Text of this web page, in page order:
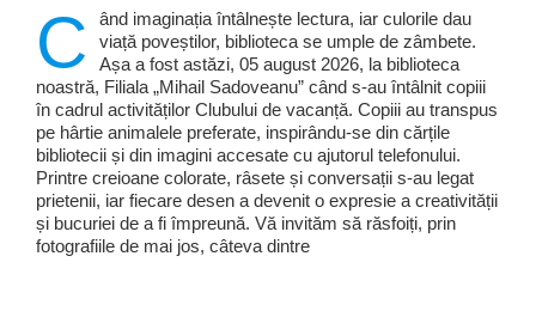
C
ând imaginația întâlnește lectura, iar culorile dau
viață poveștilor, biblioteca se umple de zâmbete.
Așa a fost astăzi, 05 august 2026, la biblioteca
noastră, Filiala „Mihail Sadoveanu” când s-au întâlnit copiii
în cadrul activităților Clubului de vacanță. Copiii au transpus
pe hârtie animalele preferate, inspirându-se din cărțile
bibliotecii și din imagini accesate cu ajutorul telefonului.
Printre creioane colorate, râsete și conversații s-au legat
prietenii, iar fiecare desen a devenit o expresie a creativității
și bucuriei de a fi împreună. Vă invităm să răsfoiți, prin
fotografiile de mai jos, câteva dintre